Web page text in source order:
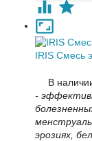
IRIS Смесь
В
-
эрозиях,